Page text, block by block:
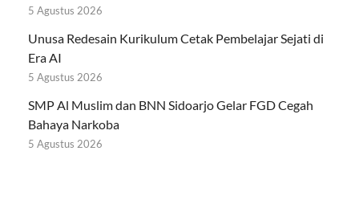
5 Agustus 2026
Unusa Redesain Kurikulum Cetak Pembelajar Sejati di
Era AI
5 Agustus 2026
SMP Al Muslim dan BNN Sidoarjo Gelar FGD Cegah
Bahaya Narkoba
5 Agustus 2026